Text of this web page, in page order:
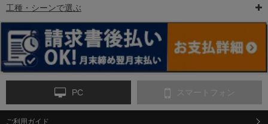
6-矢印板/LED矢印板
ンス
工種・シーンで選ぶ
PC スマートフォン
ご利用ガイド